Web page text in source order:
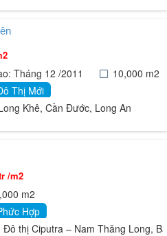
Tháng 12 /2011
10,000 m2
Thị Mới
Khê, Cần Đước, Long An
/m2
m2
Hợp
Đô thị Ciputra – Nam Thăng Long,